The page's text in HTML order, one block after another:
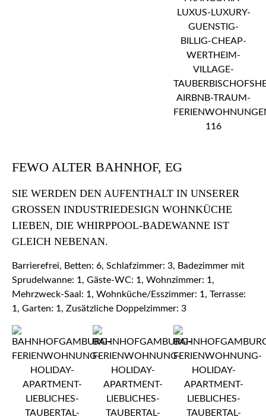
FEWO ALTER BAHNHOF, EG
SIE WERDEN DEN AUFENTHALT IN UNSERER
GROSSEN INDUSTRIEDESIGN WOHNKÜCHE L
IEBEN, DIE WHIRPPOOL-BADEWANNE IST G
LEICH NEBENAN.
Barrierefrei, Betten: 6, Schlafzimmer: 3, Badezimmer mit
Sprudelwanne: 1, Gäste-WC: 1, Wohnzimmer: 1,
Mehrzweck-Saal: 1, Wohnküche/Esszimmer: 1, Terrasse:
1, Garten: 1, Zusätzliche Doppelzimmer: 3